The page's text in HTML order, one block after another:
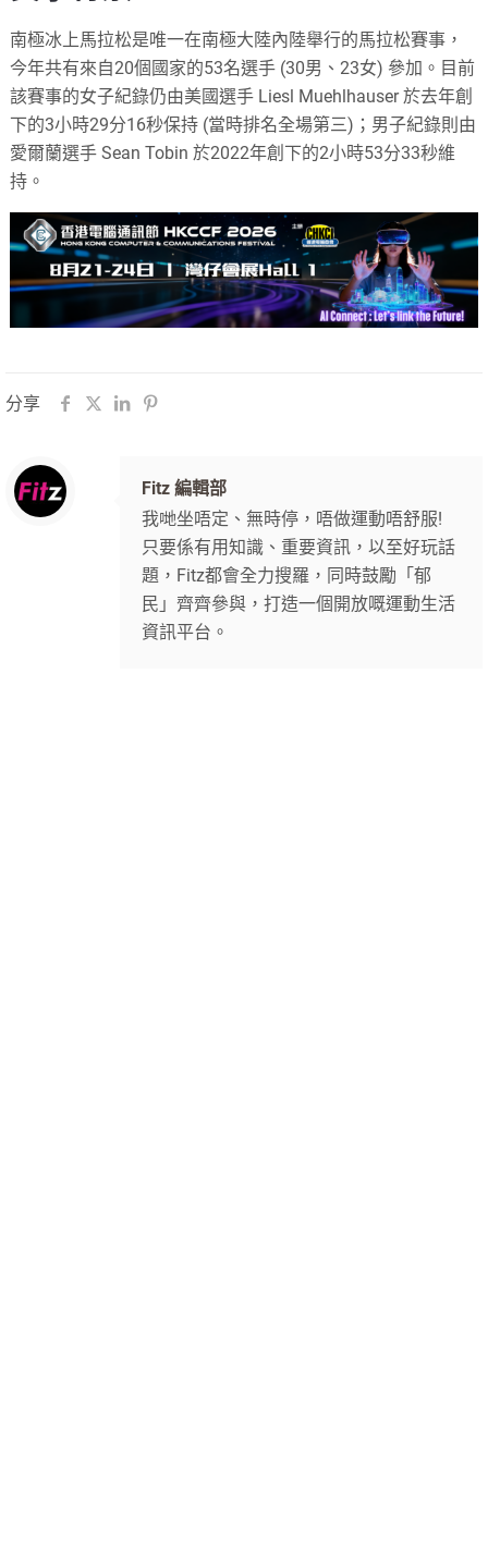
南極冰上馬拉松是唯一在南極大陸內陸舉行的馬拉松賽事，
今年共有來自20個國家的53名選手 (30男、23女) 參加。目前
該賽事的女子紀錄仍由美國選手 Liesl Muehlhauser 於去年創
下的3小時29分16秒保持 (當時排名全場第三)；男子紀錄則由
愛爾蘭選手 Sean Tobin 於2022年創下的2小時53分33秒維
持。
分享
Fitz 編輯部
我哋坐唔定、無時停，唔做運動唔舒服!
只要係有用知識、重要資訊，以至好玩話
題，Fitz都會全力搜羅，同時鼓勵「郁
民」齊齊參與，打造一個開放嘅運動生活
資訊平台。